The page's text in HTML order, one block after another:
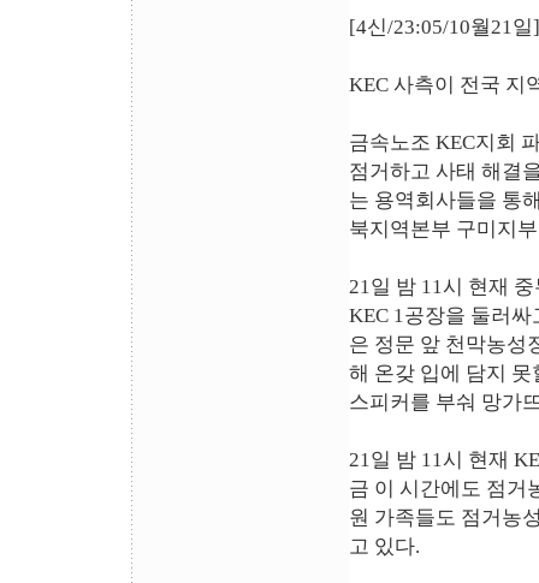
[4신/23:05/10월21
KEC 사측이 전국 지
금속노조 KEC지회
점거하고 사태 해결
는 용역회사들을 통
북지역본부 구미지
21일 밤 11시 현재
KEC 1공장을 둘러
은 정문 앞 천막농성
해 온갖 입에 담지
스피커를 부숴 망가
21일 밤 11시 현재
금 이 시간에도 점거
원 가족들도 점거농
고 있다.